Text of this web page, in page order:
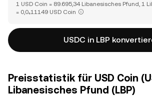
1 USD Coin = 89.695,34 Libanesisches Pfund, 1
= 0,0₄11149 USD Coin
USDC in LBP
Preisstatistik für USD Coin
Libanesisches Pfund (LBP)